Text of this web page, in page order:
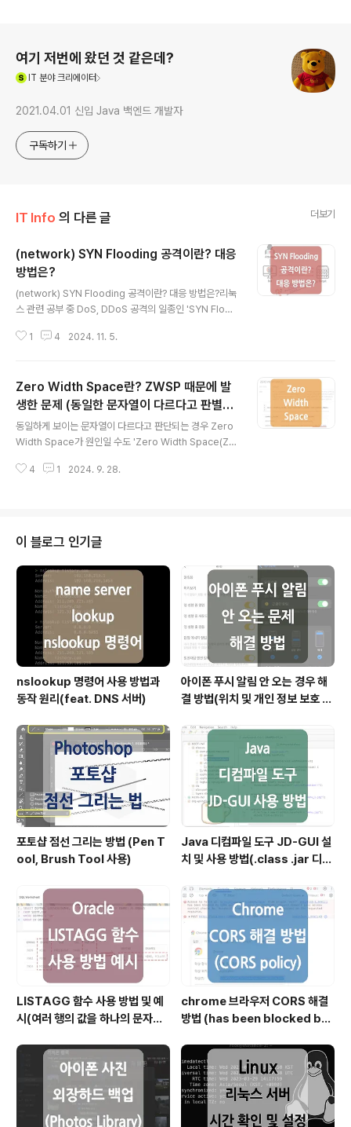
여기 저번에 왔던 것 같은데?
IT 분야 크리에이터
2021.04.01 신입 Java 백엔드 개발자
구독하기
IT Info 의 다른 글 더보기
(network) SYN Flooding 공격이란? 대응
방법은?
(network) SYN Flooding 공격이란? 대응 방법은?리눅
스 관련 공부 중 DoS, DDoS 공격의 일종인 'SYN Flood
내용이라 SYN Flooding 공격이란 무엇인지, 또 대응 방
워크의 구조적인 취약점을 이용하거나 대량의 트래픽을 통
해 타겟 시스템이 정상적인 서비스를 하지 못하도록 마비
시키는 악의적인 시도를 말합니다. DDoS(Distributed
Denial of Service, 분산 서비스 거부) 공격은 DoS 공격
의 업그레이드된 형태로, DoS 공격이 단일 장치에서 단일
타겟(1:1)에 대..
1 4 2024. 11. 5.
Zero Width Space란? ZWSP 때문에 발
생한 문제 (동일한 문자열이 다르다고 판별될
때)
동일하게 보이는 문자열이 다르다고 판단되는 경우 Zero
Width Space가 원인일 수도 'Zero Width Space(ZW
스팅에서는 zero width space로 인해 발생한 문제를 해
dth Space 발견 시스템 로직을 통해 중복된 값이 들어가
지 않도록 처리한 문자열 컬럼이 있었는데요.관련된 데이
터 쪽 문제가 있어 확인하던 중 해당 컬럼에 다음과 같이 중
복된(사실은 중복이 아니라 동일한 것처럼 보이는) 값이 들
어가 있는 것을 볼 수 있었습니다..
4 1 2024. 9. 28.
이 블로그 인기글
nslookup 명령어 사용 방법과
동작 원리(feat. DNS 서버)
아이폰 푸시 알림 안 오는 경우 해
결 방법(위치 및 개인 정보 보호 재
포토샵 점선 그리는 방법 (Pen T
ool, Brush Tool 사용)
Java 디컴파일 도구 JD-GUI 설
치 및 사용 방법(.class .jar 디컴
LISTAGG 함수 사용 방법 및 예
시(여러 행의 값을 하나의 문자열
chrome 브라우저 CORS 해결
방법 (has been blocked by